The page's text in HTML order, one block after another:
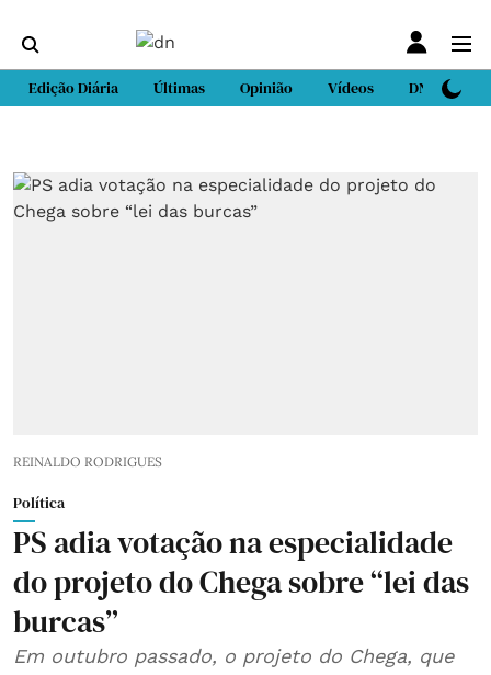
Edição Diária Últimas Opinião Vídeos DN Sport
REINALDO RODRIGUES
Política
PS adia votação na especialidade
do projeto do Chega sobre “lei das
burcas”
Em outubro passado, o projeto do Chega, que